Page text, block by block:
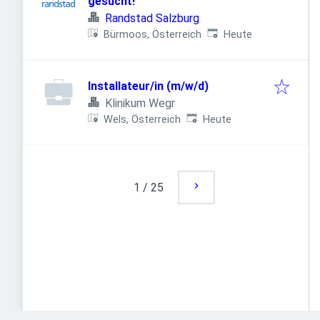
Randstad Salzburg
Bürmoos, Österreich Veröffentlicht
Heute
Installateur/in (m/w/d)
Klinikum Wegr
Wels, Österreich Veröffentlicht
Heute
1 / 25